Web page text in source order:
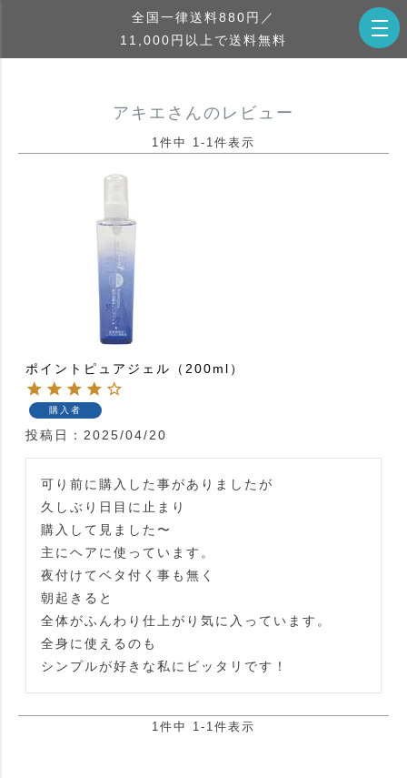
全国一律送料880円／
11,000円以上で送料無料
アキエさんのレビュー
1件中 1- 1件表示
ポイントピュアジェル（200ml）
購入者
投稿日 2025/04/20
可り前に購入した事がありましたが
久しぶり日目に止まり
購入して見ました〜
主にヘアに使っています。
夜付けてベタ付く事も無く
朝起きると
全体がふんわり仕上がり気に入っています。
全身に使えるのも
シンプルが好きな私にビッタリです！
1件中 1- 1件表示